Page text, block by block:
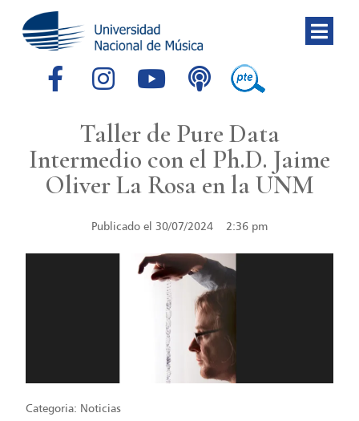
Taller de Pure Data
Intermedio con el Ph.D. Jaime
Oliver La Rosa en la UNM
Publicado el 30/07/2024 2:36 pm
Categoria: Noticias